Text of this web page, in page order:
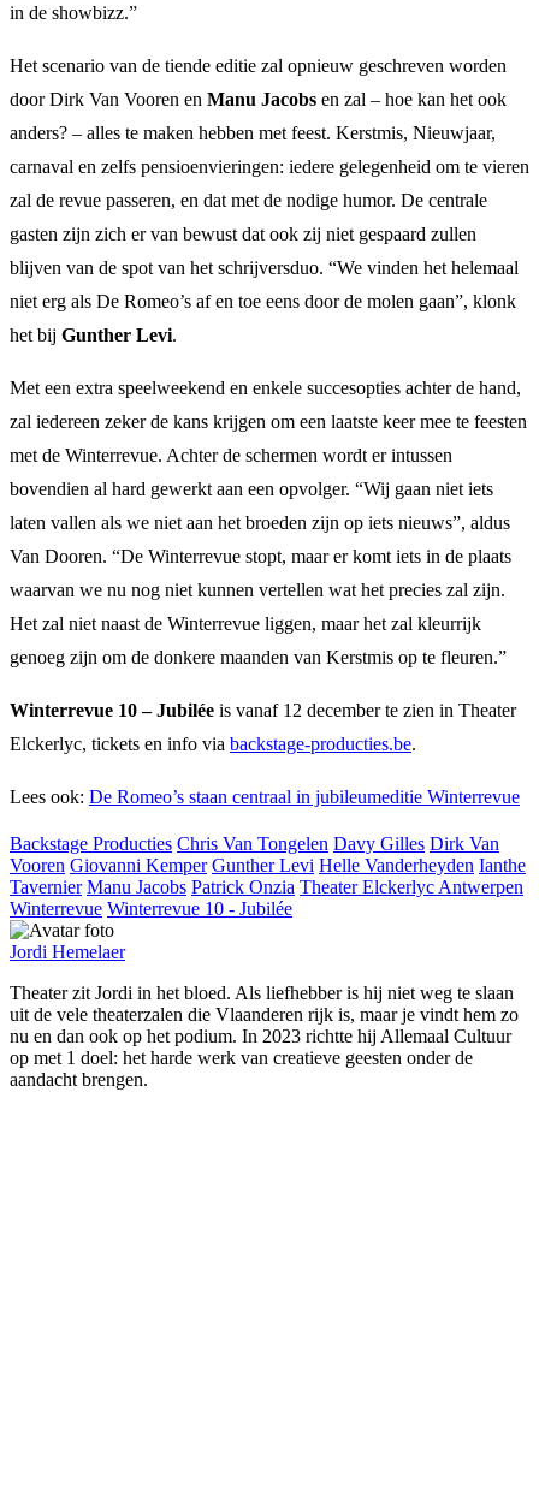
in de showbizz.”
Het scenario van de tiende editie zal opnieuw geschreven worden
door Dirk Van Vooren en Manu Jacobs en zal – hoe kan het ook
anders? – alles te maken hebben met feest. Kerstmis, Nieuwjaar,
carnaval en zelfs pensioenvieringen: iedere gelegenheid om te vieren
zal de revue passeren, en dat met de nodige humor. De centrale
gasten zijn zich er van bewust dat ook zij niet gespaard zullen
blijven van de spot van het schrijversduo. “We vinden het helemaal
niet erg als De Romeo’s af en toe eens door de molen gaan”, klonk
het bij Gunther Levi.
Met een extra speelweekend en enkele succesopties achter de hand,
zal iedereen zeker de kans krijgen om een laatste keer mee te feesten
met de Winterrevue. Achter de schermen wordt er intussen
bovendien al hard gewerkt aan een opvolger. “Wij gaan niet iets
laten vallen als we niet aan het broeden zijn op iets nieuws”, aldus
Van Dooren. “De Winterrevue stopt, maar er komt iets in de plaats
waarvan we nu nog niet kunnen vertellen wat het precies zal zijn.
Het zal niet naast de Winterrevue liggen, maar het zal kleurrijk
genoeg zijn om de donkere maanden van Kerstmis op te fleuren.”
Winterrevue 10 – Jubilée is vanaf 12 december te zien in Theater
Elckerlyc, tickets en info via backstage-producties.be.
Lees ook: De Romeo’s staan centraal in jubileumeditie Winterrevue
Backstage Producties Chris Van Tongelen Davy Gilles Dirk Van
Vooren Giovanni Kemper Gunther Levi Helle Vanderheyden Ianthe
Tavernier Manu Jacobs Patrick Onzia Theater Elckerlyc Antwerpen
Winterrevue Winterrevue 10 - Jubilée
Jordi Hemelaer
Theater zit Jordi in het bloed. Als liefhebber is hij niet weg te slaan
uit de vele theaterzalen die Vlaanderen rijk is, maar je vindt hem zo
nu en dan ook op het podium. In 2023 richtte hij Allemaal Cultuur
op met 1 doel: het harde werk van creatieve geesten onder de
aandacht brengen.